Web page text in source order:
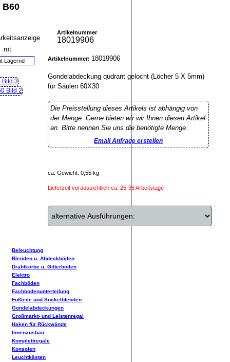
B60
Lagernd
Artikelnummer
18019906
Artikelnummer: 18019906
Gondelabdeckung qudrant gelocht (Löcher 5 X 5mm)
für Säulen 60X30
Die Preisstellung dieses Artikels ist abhängig von
der Menge. Gerne bieten wir wir Ihnen diesen Artikel
an. Bitte nennen Sie uns die benötigte Menge.
Email Anfrage erstellen
ca. Gewicht: 0,55 kg
Lieferzeit voraussichtlich ca. 25-35 Arbeitstage
Beleuchtung
Blenden u. Abdeckböden
Drahtkörbe u. Gitterböden
Elektro
Fachböden
Fachbodenunterteilung
Fußteile und Sockelblenden
Gondelabdeckungen
Großmarkt- und Leistenregal
Haken für Rückwände
Innenausbau
Komplettregale
Konsolen
Leuchtkästen